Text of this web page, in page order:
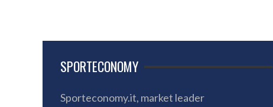
SPORTECONOMY
Sporteconomy.it, market leader